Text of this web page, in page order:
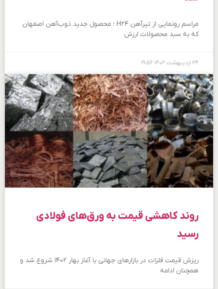
مراسم رونمایی از تیرآهن H۲۴ ؛ محصول جدید ذوب‌آهن اصفهان
که به سبد محصولات ارزش
۲۴ اردیبهشت ۱۴۰۲ ۱۹:۵۶
روند کاهشی قیمت به ورق‌های فولادی
رسید
ریزش قیمت فلزات در بازارهای جهانی با آغاز بهار ۱۴۰۲ شروع شد و
همچنان ادامه‌